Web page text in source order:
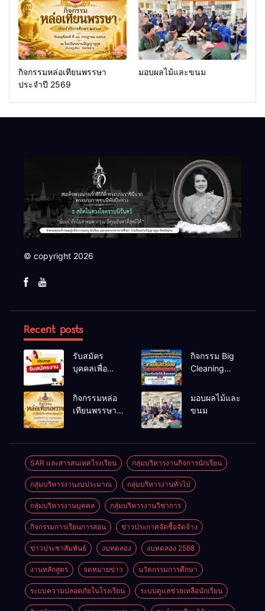
กิจกรรมหล่อเทียนพรรษา
ประจำปี 2569
มอบผลไม้และขนม
© copyright 2026
Recent posts
รับสมัคร
บุคคลเพื่อ
เลือกสรรเป็น
พนักงาน
กิจกรรม Big
Cleaning
ป้องกันโรคไข้
กิจกรรมหล่อ
เทียนพรรษา
มอบผลไม้และ
ขนม
SAR และสารสนเทศโรงเรียน กลุ่มบริหารงานกิจการนักเรียน
กลุ่มบริหารงานงบประมาณ กลุ่มบริหารงานทั่วไป
กลุ่มบริหารงานบุคคล กลุ่มบริหารงานวิชาการ
กิจกรรมการเรียนการสอน ข่าวประกาศจัดซื้อจัดจ้าง
ข่าวประชาสัมพันธ์ งบทดลอง งบทดลอง 2568
งานหลักสูตร จดหมายข่าว นวัตกรรมการศึกษา
ระบบความปลอดภัยในโรงเรียน ระบบดูแลช่วยเหลือนักเรียน